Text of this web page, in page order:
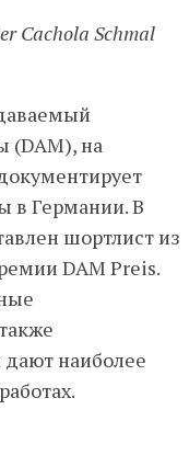
Cachola Schmal
(DAM), на
в Германии. В
шортлист из
DAM Preis.
наиболее